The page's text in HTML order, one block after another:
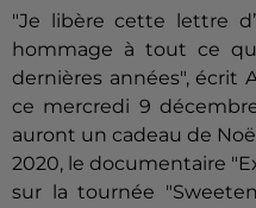
"Je libère cette lettre
hommage à tout ce
dernières années", écrit
ce mercredi 9
auront un cadeau de
2020, le documentaire
sur la tournée